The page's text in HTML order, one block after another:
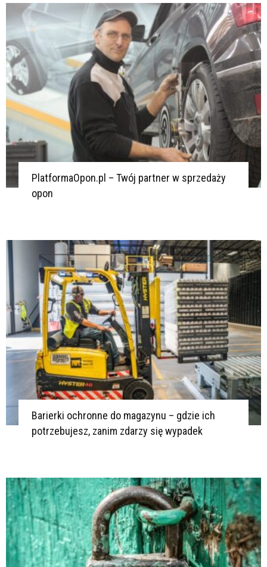
PlatformaOpon.pl – Twój partner w sprzedaży
opon
Barierki ochronne do magazynu – gdzie ich
potrzebujesz, zanim zdarzy się wypadek